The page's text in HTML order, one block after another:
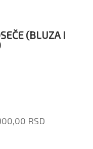
(BLUZA I
RSD